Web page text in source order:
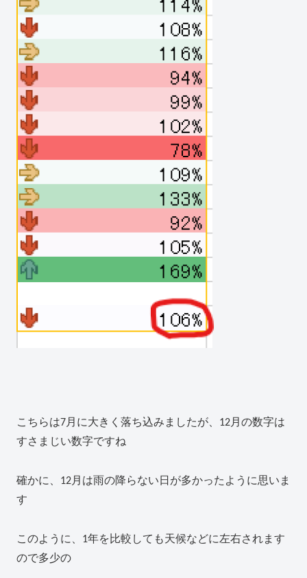
こちらは7月に大きく落ち込みましたが、12月の数字は
すさまじい数字ですね
確かに、12月は雨の降らない日が多かったように思いま
す
このように、1年を比較しても天候などに左右されます
ので多少の